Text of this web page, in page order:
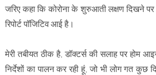
जरिए कहा कि कोरोना के शुरुआती लक्षण दिखने
रिपोर्ट पॉजिटिव आई है।
मेरी तबीयत ठीक है, डॉक्टर्स की सलाह पर होम
निर्देशों का पालन कर रही हूं, जो भी लोग गत कुछ